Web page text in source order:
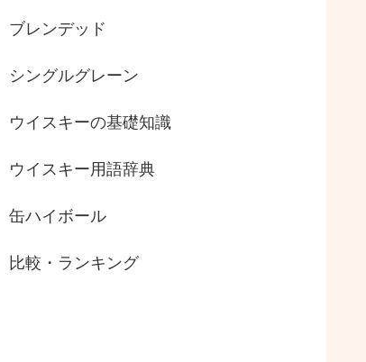
ウイスキーの基礎知識
ウイスキー用語辞典
シングルグレーン
ブレンデッド
比較・ランキング
缶ハイボール